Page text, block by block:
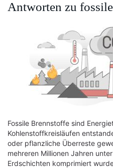
Antworten zu
Fossile Brennstoffe sind
Kohlenstoffkreisläufen
oder pflanzliche Überreste
mehreren Millionen Jahren
Erdschichten komprimiert